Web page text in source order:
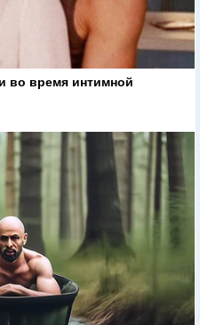
во время интимной